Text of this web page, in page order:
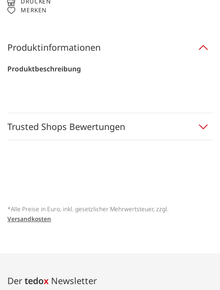
MERKEN
Produktinformationen
Produktbeschreibung
Trusted Shops Bewertungen
*Alle Preise in Euro, inkl. gesetzlicher Mehrwertsteuer, zzgl.
Versandkosten
Der tedox Newsletter